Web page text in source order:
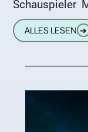
Schauspieler
am 18.
Jersey,
ALLES LESEN ➔